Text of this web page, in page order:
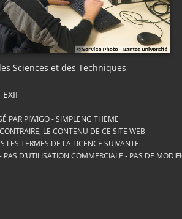
Sciences et des Techniques
EXIF
PAR PIWIGO-SIMPLENG THEME
LE CONTENU DE CE SITE WEB
LES TERMES DE LA LICENCE SUIVANTE :
PAS D’UTILISATION COMMERCIALE - PAS DE